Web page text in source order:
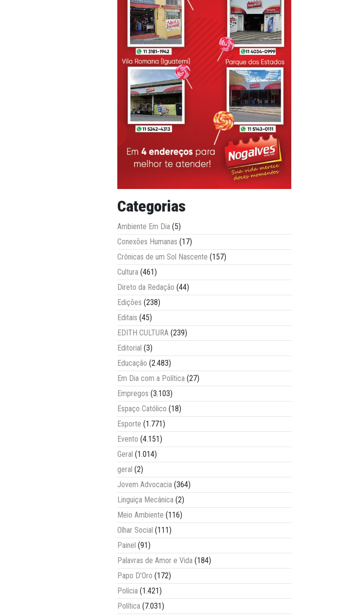
Categorias
Ambiente Em Dia (5)
Conexões Humanas (17)
Crônicas de um Sol Nascente (157)
Cultura (461)
Direto da Redação (44)
Edições (238)
Editais (45)
EDITH CULTURA (239)
Editorial (3)
Educação (2.483)
Em Dia com a Política (27)
Empregos (3.103)
Espaço Católico (18)
Esporte (1.771)
Evento (4.151)
Geral (1.014)
geral (2)
Jovem Advocacia (364)
Linguiça Mecânica (2)
Meio Ambiente (116)
Olhar Social (111)
Painel (91)
Palavras de Amor e Vida (184)
Papo D'Oro (172)
Polícia (1.421)
Política (7.031)